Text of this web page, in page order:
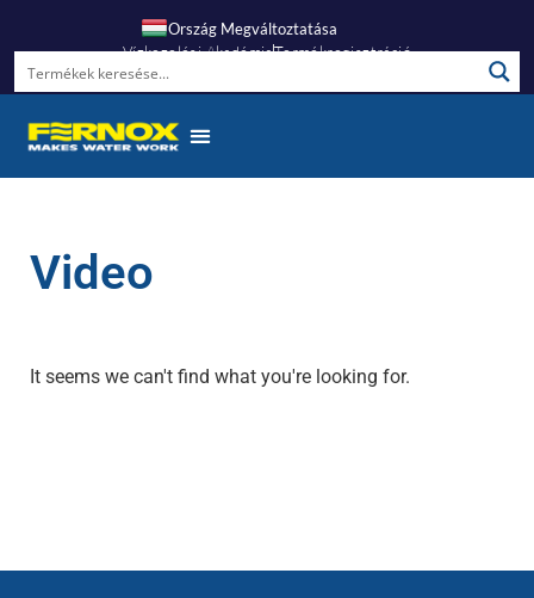
Ország Megváltoztatása
Vízkezelési AkadémiaTermékregisztráció
Video
It seems we can't find what you're looking for.